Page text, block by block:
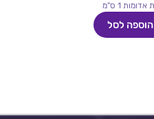
הוספה לסל